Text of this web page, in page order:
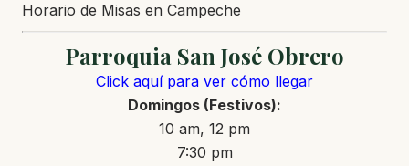
Horario de Misas en Campeche
Parroquia San José Obrero
Click aquí para ver cómo llegar
Domingos (Festivos):
10 am, 12 pm
7:30 pm